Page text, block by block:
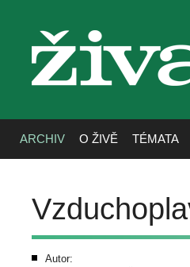
živa
ARCHIV O ŽIVĚ TÉMATA
Autor: